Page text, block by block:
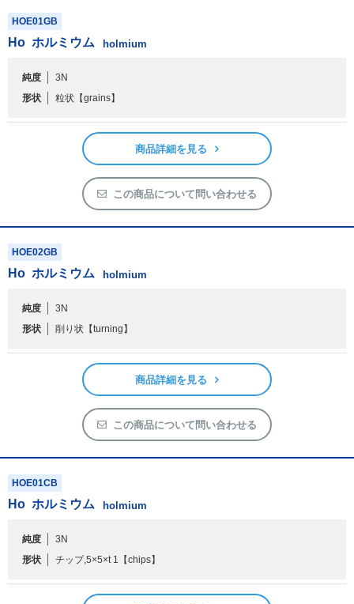
カテゴリで検索する
商品分類
化学教材・オリジナルグッズ
HOE01GB
Ho ホルミウム holmium
純度
3N
形状
粒状 【grains】
商品詳細を見る
この商品について問い合わせる
HOE02GB
Ho ホルミウム holmium
純度
3N
形状
削り状 【turning】
商品詳細を見る
この商品について問い合わせる
HOE01CB
Ho ホルミウム holmium
純度
3N
形状
チップ,5×5×t 1 【chips】